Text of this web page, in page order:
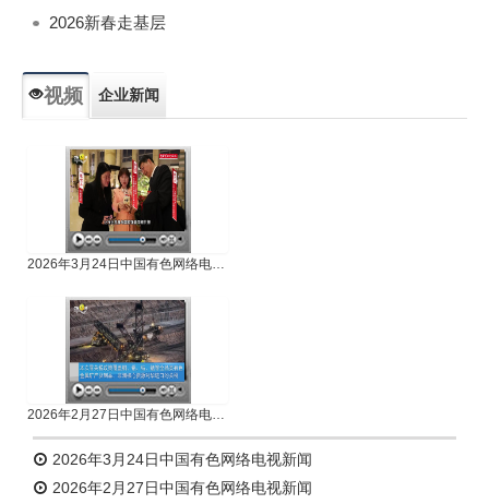
2026新春走基层
视频 企业新闻
2026年3月24日中国有色网络电视新闻
2026年2月27日中国有色网络电视新闻
2026年3月24日中国有色网络电视新闻
2026年2月27日中国有色网络电视新闻